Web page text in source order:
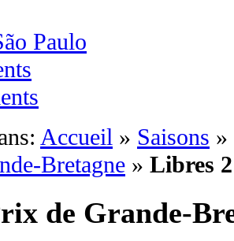
Paulo
Accueil » Saisons »
Bretagne » Libres 2
de Grande-